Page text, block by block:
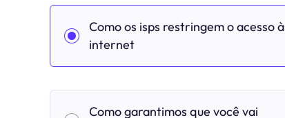
Como os isps restringem o acesso à
internet
Como garantimos que você vai